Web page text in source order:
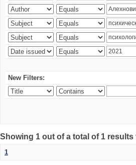
New Filters:
Showing 1 out of a total of 1
1